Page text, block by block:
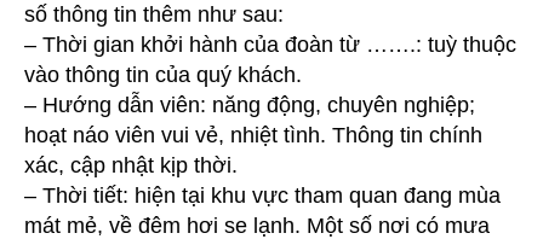
số thông tin thêm như sau:
– Thời gian khởi hành của đoàn từ …….: tuỳ thuộc
vào thông tin của quý khách.
– Hướng dẫn viên: năng động, chuyên nghiệp;
hoạt náo viên vui vẻ, nhiệt tình. Thông tin chính
xác, cập nhật kịp thời.
– Thời tiết: hiện tại khu vực tham quan đang mùa
mát mẻ, về đêm hơi se lạnh. Một số nơi có mưa